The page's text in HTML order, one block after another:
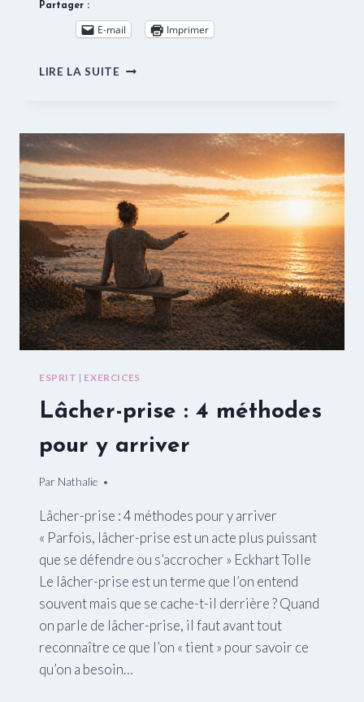
Partager :
E-mail Imprimer
LIRE LA SUITE
LA
CONFIANCE
EN
SOI
ESPRIT | EXERCICES
Lâcher-prise : 4 méthodes
pour y arriver
Par Nathalie
26/05/2015
Lâcher-prise : 4 méthodes pour y arriver
« Parfois, lâcher-prise est un acte plus puissant
que se défendre ou s’accrocher » Eckhart Tolle
Le lâcher-prise est un terme que l’on entend
souvent mais que se cache-t-il derrière ? Quand
on parle de lâcher-prise, il faut avant tout
reconnaître ce que l’on « tient » pour savoir ce
qu’on a besoin…